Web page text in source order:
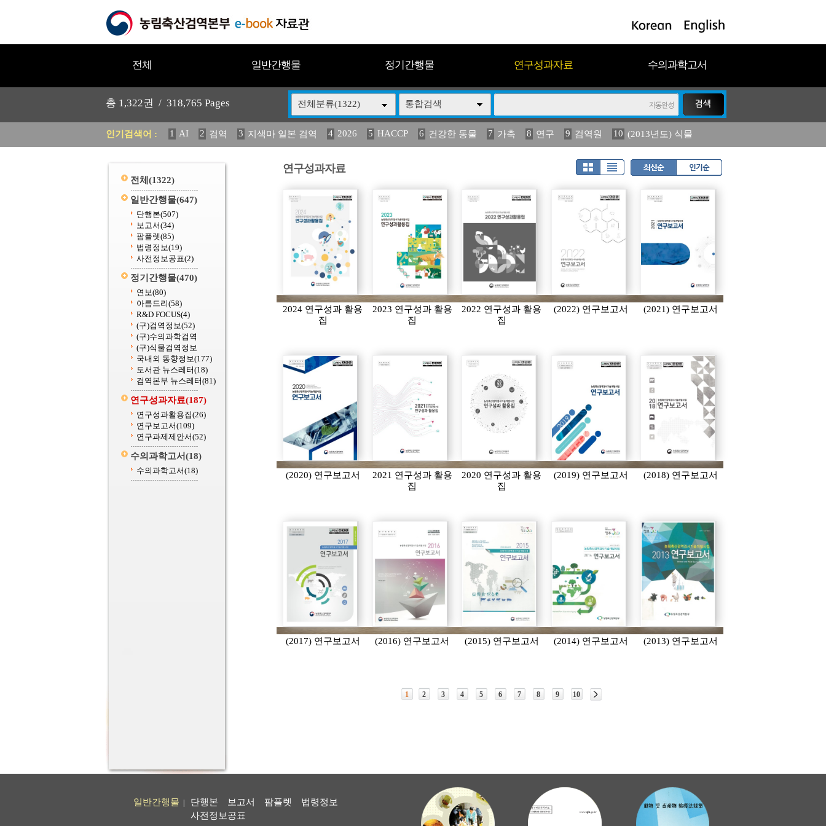
전체 일반간행물 정기간행물 연구성과자료 수의과학고서
총 1,322권 / 318,765 Pages 전체분류(1322) 통합검색
인기검색어 : 1 AI 2 검역 3 지색마 일본 검역 4 2026 5 HACCP 6 건강한 동물 7 가축 8 연구 9 검역원 10 (2013년도) 식물
11 2025 12 중독성 식물 도감 13 媛 異 14 (2013년도) 식 15 구제역 16 관리 17 연보 18 2023 19 농림수산
전체 (1322)
일반간행물(647)
단행본(507)
보고서(34)
팜플렛(85)
법령정보(19)
사전정보공표(2)
정기간행물(470)
연보(80)
아름드리(58)
R&D FOCUS(4)
(구)검역정보(52)
(구)수의과학검역
(구)식물검역정보
국내외 동향정보(177)
도서관 뉴스레터(18)
검역본부 뉴스레터(81)
연구성과자료(187)
연구성과활용집(26)
연구보고서(109)
연구과제제안서(52)
수의과학고서(18)
수의과학고서(18)
연구성과자료
2024 연구성과 활용
집
2023 연구성과 활용
집
2022 연구성과 활용
집
(2022) 연구보고서 (2021) 연구보고서
(2020) 연구보고서
2021 연구성과 활용
집
2020 연구성과 활용
집
(2019) 연구보고서 (2018) 연구보고서
(2017) 연구보고서 (2016) 연구보고서 (2015) 연구보고서 (2014) 연구보고서 (2013) 연구보고서
1 2 3 4 5 6 7 8 9 10
일반간행물 단행본 보고서 팜플렛
법령정보
사전정보공표